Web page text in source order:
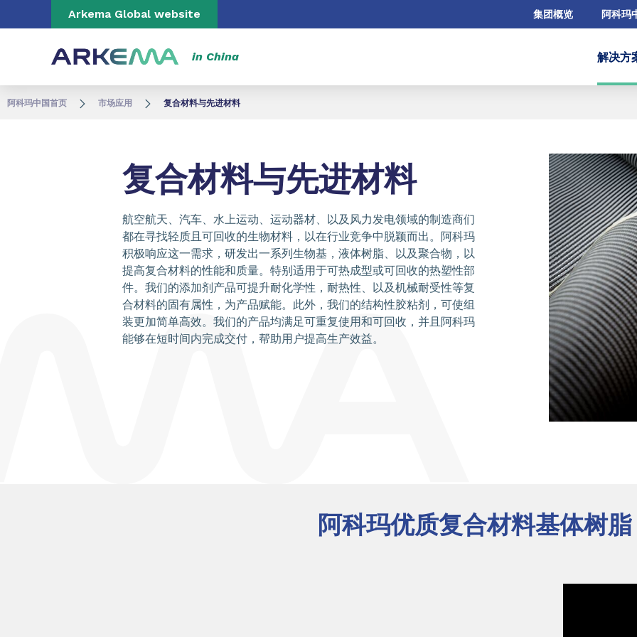
Go to content Go to navigation
Arkema Global website 集团概览 阿科玛
in China 解决方
阿科玛中国首页 市场应用 复合材料与先进材料
复合材料与先进材料
航空航天、汽车、水上运动、运动器材、以及风力发电领域的制造商们
都在寻找轻质且可回收的生物材料，以在行业竞争中脱颖而出。阿科玛
积极响应这一需求，研发出一系列生物基，液体树脂、以及聚合物，以
提高复合材料的性能和质量。特别适用于可热成型或可回收的热塑性部
件。我们的添加剂产品可提升耐化学性，耐热性、以及机械耐受性等复
合材料的固有属性，为产品赋能。此外，我们的结构性胶粘剂，可使组
装更加简单高效。我们的产品均满足可重复使用和可回收，并且阿科玛
能够在短时间内完成交付，帮助用户提高生产效益。
阿科玛优质复合材料基体树